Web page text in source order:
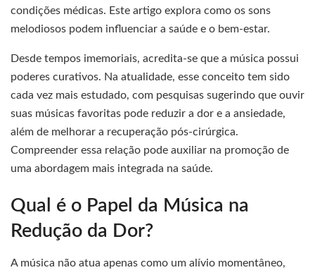
condições médicas. Este artigo explora como os sons
melodiosos podem influenciar a saúde e o bem-estar.
Desde tempos imemoriais, acredita-se que a música possui
poderes curativos. Na atualidade, esse conceito tem sido
cada vez mais estudado, com pesquisas sugerindo que ouvir
suas músicas favoritas pode reduzir a dor e a ansiedade,
além de melhorar a recuperação pós-cirúrgica.
Compreender essa relação pode auxiliar na promoção de
uma abordagem mais integrada na saúde.
Qual é o Papel da Música na
Redução da Dor?
A música não atua apenas como um alívio momentâneo,